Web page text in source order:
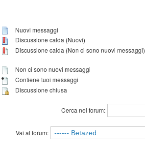
Nuovi messaggi
Discussione calda (Nuovi)
Discussione calda (Non ci sono nuovi messaggi)
Non ci sono nuovi messaggi
Contiene tuoi messaggi
Discussione chiusa
Cerca nel forum:
Vai al forum: